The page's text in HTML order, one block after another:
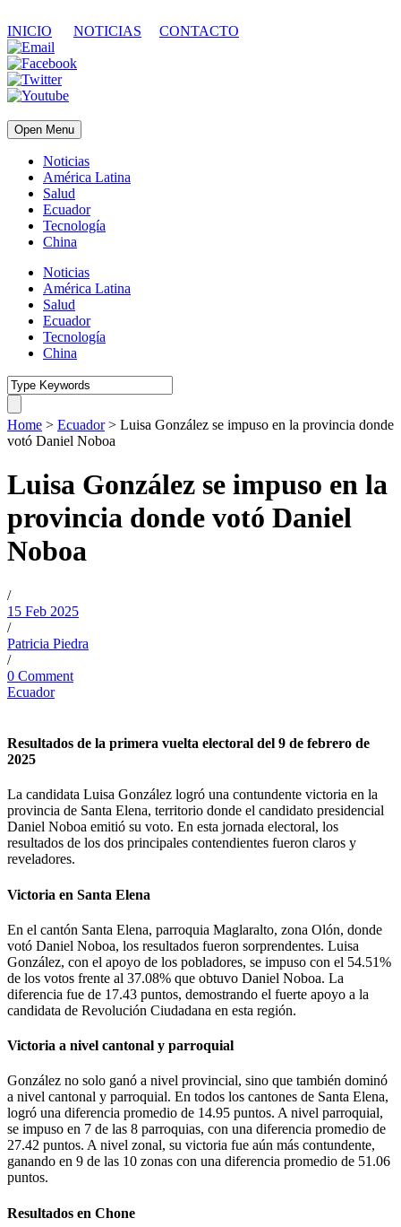
INICIO NOTICIAS CONTACTO
Open Menu
Noticias
América Latina
Salud
Ecuador
Tecnología
China
Noticias
América Latina
Salud
Ecuador
Tecnología
China
Home > Ecuador > Luisa González se impuso en la provincia donde
votó Daniel Noboa
Luisa González se impuso en la
provincia donde votó Daniel
Noboa
/
15 Feb 2025
/
Patricia Piedra
/
0 Comment
Ecuador
Resultados de la primera vuelta electoral del 9 de febrero de
2025
La candidata Luisa González logró una contundente victoria en la
provincia de Santa Elena, territorio donde el candidato presidencial
Daniel Noboa emitió su voto. En esta jornada electoral, los
resultados de los dos principales contendientes fueron claros y
reveladores.
Victoria en Santa Elena
En el cantón Santa Elena, parroquia Maglaralto, zona Olón, donde
votó Daniel Noboa, los resultados fueron sorprendentes. Luisa
González, con el apoyo de los pobladores, se impuso con el 54.51%
de los votos frente al 37.08% que obtuvo Daniel Noboa. La
diferencia fue de 17.43 puntos, demostrando el fuerte apoyo a la
candidata de Revolución Ciudadana en esta región.
Victoria a nivel cantonal y parroquial
González no solo ganó a nivel provincial, sino que también dominó
a nivel cantonal y parroquial. En todos los cantones de Santa Elena,
logró una diferencia promedio de 14.95 puntos. A nivel parroquial,
se impuso en 7 de las 8 parroquias, con una diferencia promedio de
27.42 puntos. A nivel zonal, su victoria fue aún más contundente,
ganando en 9 de las 10 zonas con una diferencia promedio de 51.06
puntos.
Resultados en Chone